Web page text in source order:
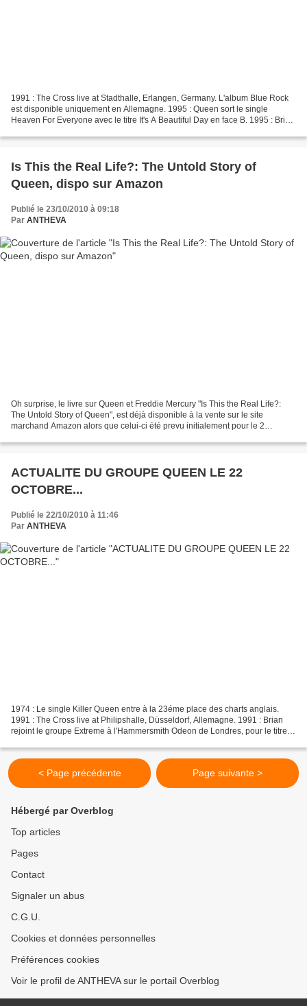
1991 : The Cross live at Stadthalle, Erlangen, Germany. L'album Blue Rock
est disponible uniquement en Allemagne. 1995 : Queen sort le single
Heaven For Everyone avec le titre It's A Beautiful Day en face B. 1995 : Brian
Is This the Real Life?: The Untold Story of
Queen, dispo sur Amazon
Publié le 23/10/2010 à 09:18
Par ANTHEVA
Oh surprise, le livre sur Queen et Freddie Mercury "Is This the Real Life?:
The Untold Story of Queen", est déjà disponible à la vente sur le site
marchand Amazon alors que celui-ci été prevu initialement pour le 2
ACTUALITE DU GROUPE QUEEN LE 22
OCTOBRE...
Publié le 22/10/2010 à 11:46
Par ANTHEVA
1974 : Le single Killer Queen entre à la 23éme place des charts anglais.
1991 : The Cross live at Philipshalle, Düsseldorf, Allemagne. 1991 : Brian
rejoint le groupe Extreme à l'Hammersmith Odeon de Londres, pour le titre
< Page précédente Page suivante >
Hébergé par Overblog
Top articles
Pages
Contact
Signaler un abus
C.G.U.
Cookies et données personnelles
Préférences cookies
Voir le profil de ANTHEVA sur le portail Overblog